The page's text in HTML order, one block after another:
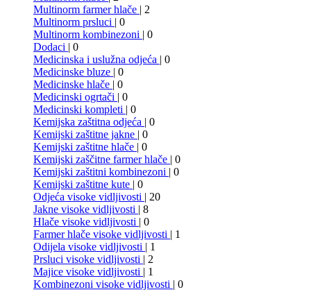
Multinorm farmer hlače | 2
Multinorm prsluci | 0
Multinorm kombinezoni | 0
Dodaci | 0
Medicinska i uslužna odjeća | 0
Medicinske bluze | 0
Medicinske hlače | 0
Medicinski ogrtači | 0
Medicinski kompleti | 0
Kemijska zaštitna odjeća | 0
Kemijski zaštitne jakne | 0
Kemijski zaštitne hlače | 0
Kemijski zaščitne farmer hlače | 0
Kemijski zaštitni kombinezoni | 0
Kemijski zaštitne kute | 0
Odjeća visoke vidljivosti | 20
Jakne visoke vidljivosti | 8
Hlače visoke vidljivosti | 0
Farmer hlače visoke vidljivosti | 1
Odijela visoke vidljivosti | 1
Prsluci visoke vidljivosti | 2
Majice visoke vidljivosti | 1
Kombinezoni visoke vidljivosti | 0